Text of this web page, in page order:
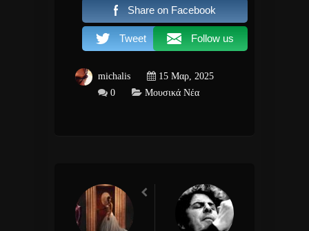
Share on Facebook
Tweet Follow us
michalis
15 Μαρ, 2025
0
Μουσικά Νέα